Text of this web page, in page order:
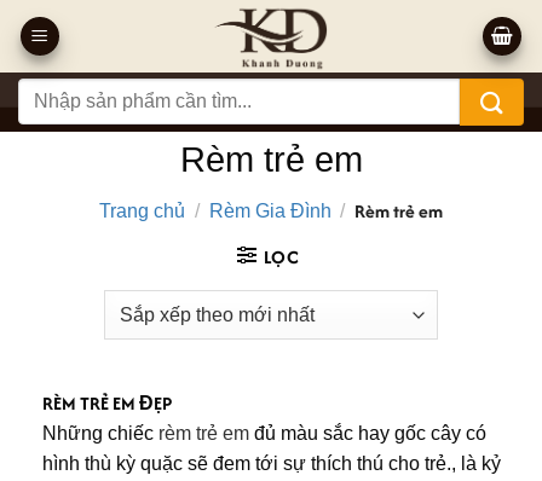
qua
nội
dung
Tìm
kiếm:
Rèm trẻ em
Trang chủ / Rèm Gia Đình / Rèm trẻ em
LỌC
RÈM TRẺ EM ĐẸP
Những chiếc rèm trẻ em đủ màu sắc hay gốc cây có
hình thù kỳ quặc sẽ đem tới sự thích thú cho trẻ., là kỷ